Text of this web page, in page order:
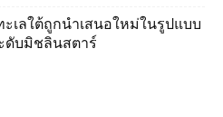
ะเลใต้ถูกนำเสนอใหม่ในรูปแบบ
ดับมิชลินสตาร์